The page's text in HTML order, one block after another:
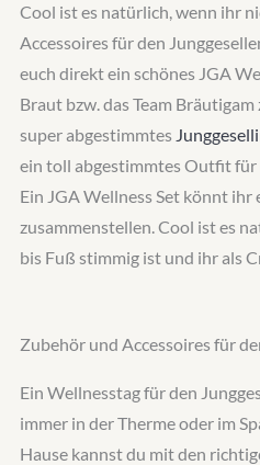
Cool ist es natürlich, wenn ihr
Accessoires für den
euch direkt ein schönes JGA
Braut bzw. das Team
super abgestimmtes
ein toll abgestimmtes Outfit für
Ein JGA Wellness Set könnt ihr
zusammenstellen. Cool ist es
bis Fuß stimmig ist und ihr als
Zubehör und Accessoires für
Ein Wellnesstag für den
immer in der Therme oder im
Hause kannst du mit den